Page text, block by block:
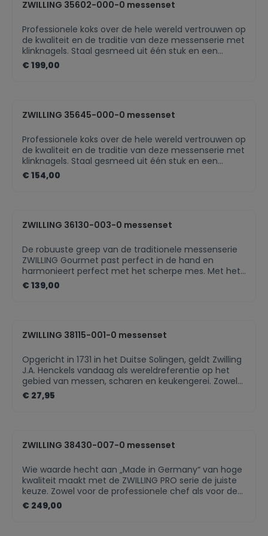
portioneren en te versnijdenSchilmesje voor fruit en
ZWILLING 35602-000-0 messenset
Professionele koks over de hele wereld vertrouwen op
de kwaliteit en de traditie van deze messenserie met
klinknagels. Staal gesmeed uit één stuk en een
naadloze afwerking zorgen voor een optimale balans
en een veilige hantering. Bevat: officemes, koksmes
stuk Greep uit kunststof met rivetten Beperkte
0,676 kgBreedte 13,5 cm
€ 199,00
ZWILLING 35645-000-0 messenset
Professionele koks over de hele wereld vertrouwen op
de kwaliteit en de traditie van deze messenserie met
klinknagels. Staal gesmeed uit één stuk en een
naadloze afwerking zorgen voor een optimale balans
en een veilige hantering. Bevat: officemes en
Greep uit kunststof met rivetten Beperkte
0,451 kgBreedte 9,5 cm
€ 154,00
ZWILLING 36130-003-0 messenset
De robuuste greep van de traditionele messenserie
ZWILLING Gourmet past perfect in de hand en
harmonieert perfect met het scherpe mes. Met het
schil- en garneermes van 10 cm, het vleesmes van
16 cm en het koksmes van 20 cm van deze 3-delige
ijsgehard staal zijn extra stevig en blijven langer
met klassiek 3-rivetten designGestanst
mesVervaardigd in Solingen, Duitsland
€ 139,00
ZWILLING 38115-001-0 messenset
Opgericht in 1731 in het Duitse Solingen, geldt Zwilling
J.A. Henckels vandaag als wereldreferentie op het
gebied van messen, scharen en keukengerei. Zowel
professionele koks als hobbykoks over de hele wereld
weten inmiddels de innovatieve messenseries naar
voor ZWILLING J.A. HENCKELS ontwikkeld FRIODUR®
Beperkte levenslange garantie op
productiefoutenGewicht 0,081 kgBreedte 9 cm
€ 27,95
ZWILLING 38430-007-0 messenset
Wie waarde hecht aan „Made in Germany“ van hoge
kwaliteit maakt met de ZWILLING PRO serie de juiste
keuze. Zowel voor de professionele chef als voor de
hobbykok biedt ZWILLING PRO de perfecte harmonie
tussen innovatieve technologie, traditionele optiek
€ 249,00